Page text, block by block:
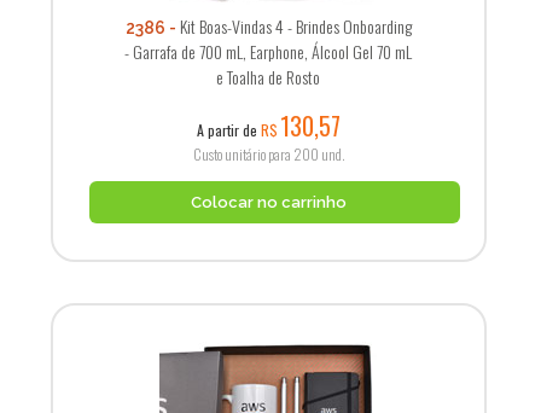
2386
Kit Boas-Vindas 4 - Brindes Onboarding
- Garrafa de 700 mL, Earphone, Álcool Gel 70 mL
e Toalha de Rosto
A partir de R$ 130,57
Custo unitário para 200 und.
Colocar no carrinho